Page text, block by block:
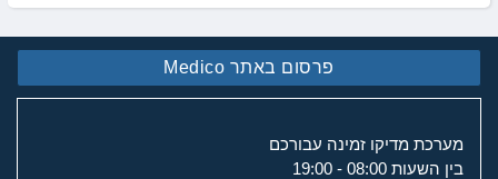
פרסום באתר Medico
מערכת מדיקו זמינה עבורכם
בין השעות 08:00 - 19:00